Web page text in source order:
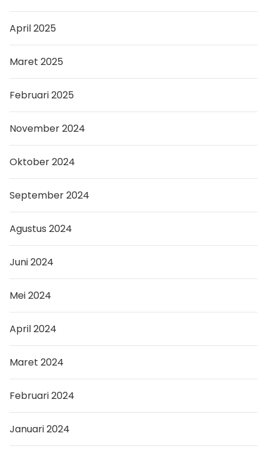
April 2025
Maret 2025
Februari 2025
November 2024
Oktober 2024
September 2024
Agustus 2024
Juni 2024
Mei 2024
April 2024
Maret 2024
Februari 2024
Januari 2024